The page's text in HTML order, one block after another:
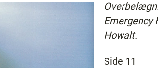
Emergency
Howalt.
Side 11